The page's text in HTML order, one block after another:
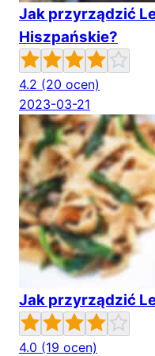
Jak przyrządzić
Hiszpańskie?
4.2 (20 ocen)
2023-03-21
Jak przyrządzić
4.0 (19 ocen)